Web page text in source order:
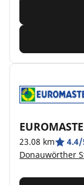
23.08 km 4.4/